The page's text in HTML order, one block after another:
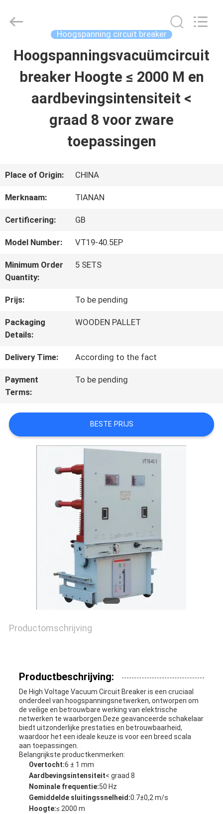
HUIS
PRODUCTEN
FABRIEKSREIS
KWALITEITSCONTROLE
CONTACTEER
ONS
NIEUWS
VERZOEK
OM EEN
(Group)
Reserved.
Hoogspanning circuit breaker
Hoogspanningsvacuümcircuit
breaker Hoogte ≤ 2000 M en
aardbevingsintensiteit <
graad 8 voor zware
toepassingen
Place of Origin: CHINA
Merknaam: TIANAN
Certificering: GB
Model Number: VT19-40.5EP
Minimum Order
Quantity:
5 SETS
Prijs: To be pending
Packaging
Details:
WOODEN PALLET
Delivery Time: According to the fact
Payment
Terms:
To be pending
BESTE PRIJS
Productomschrijving
Productbeschrijving:
De High Voltage Vacuum Circuit Breaker is een cruciaal
onderdeel van hoogspanningsnetwerken, ontworpen om
de veilige en betrouwbare werking van elektrische
netwerken te waarborgen.Deze geavanceerde schakelaar
biedt uitzonderlijke prestaties en betrouwbaarheid,
waardoor het een ideale keuze is voor een breed scala
aan toepassingen.
Belangrijkste productkenmerken:
Overtocht:6 ± 1 mm
Aardbevingsintensiteit< graad 8
Nominale frequentie:50 Hz
Gemiddelde sluitingssnelheid:0.7±0,2 m/s
Hoogte:≤ 2000 m